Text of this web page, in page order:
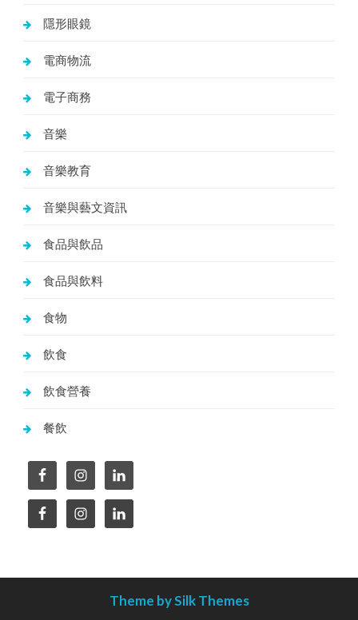
隱形眼鏡
電商物流
電子商務
音樂
音樂教育
音樂與藝文資訊
食品與飲品
食品與飲料
食物
飲食
飲食營養
餐飲
Theme by Silk Themes